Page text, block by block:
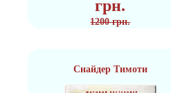
грн.
1200 грн.
Снайдер Тимоти